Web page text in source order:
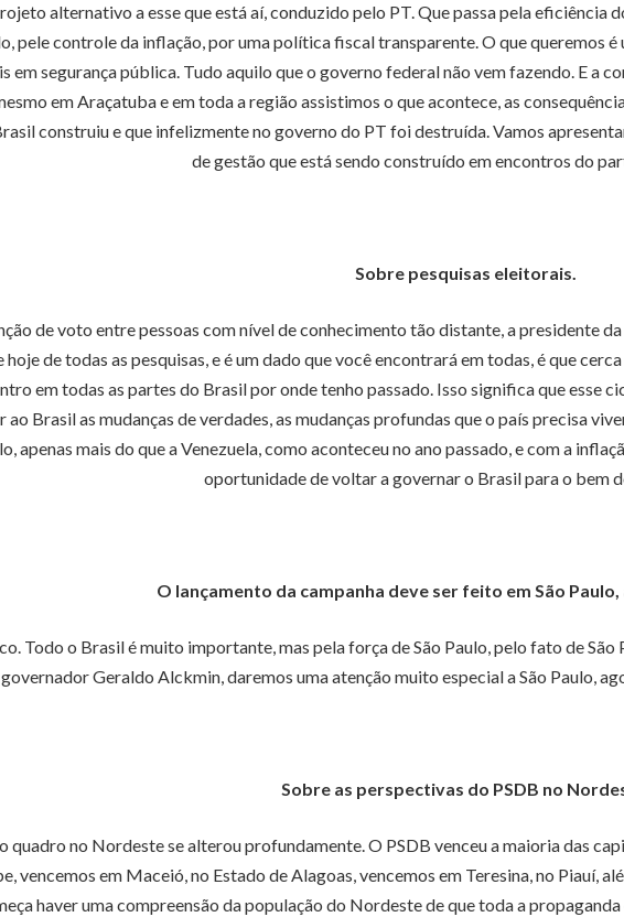
alternativo a esse que está aí, conduzido pelo PT. Que passa pela eficiência
pele controle da inflação, por uma política fiscal transparente. O que queremos
em segurança pública. Tudo aquilo que o governo federal não vem fazendo. E a
em Araçatuba e em toda a região assistimos o que acontece, as
construiu e que infelizmente no governo do PT foi destruída. Vamos
de gestão que está sendo construído em encontros do
Sobre pesquisas eleitorais.
de voto entre pessoas com nível de conhecimento tão distante, a presidente
de todas as pesquisas, e é um dado que você encontrará em todas, é que
em todas as partes do Brasil por onde tenho passado. Isso significa que esse
Brasil as mudanças de verdades, as mudanças profundas que o país precisa
apenas mais do que a Venezuela, como aconteceu no ano passado, e com a
oportunidade de voltar a governar o Brasil para o bem
O lançamento da campanha deve ser feito em São
Todo o Brasil é muito importante, mas pela força de São Paulo, pelo fato de
Geraldo Alckmin, daremos uma atenção muito especial a São Paulo,
Sobre as perspectivas do PSDB no
quadro no Nordeste se alterou profundamente. O PSDB venceu a maioria das
vencemos em Maceió, no Estado de Alagoas, vencemos em Teresina, no Piauí,
haver uma compreensão da população do Nordeste de que toda a